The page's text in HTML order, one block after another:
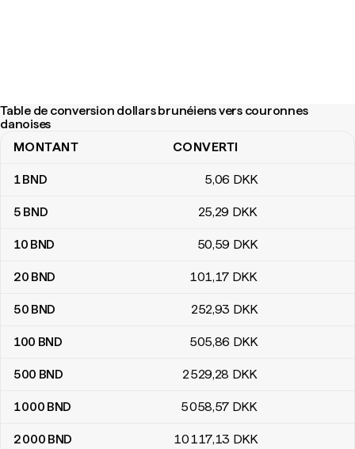
Table de conversion dollars brunéiens vers couronnes
danoises
Table de conversion dollars brunéiens vers couronnes danoises
MONTANT CONVERTI
1BND 5,06 DKK
5 BND 25,29 DKK
10 BND 50,59 DKK
20 BND 101,17 DKK
50 BND 252,93 DKK
100 BND 505,86 DKK
500 BND 2 529,28 DKK
1 000 BND 5 058,57 DKK
2 000 BND 10 117,13 DKK